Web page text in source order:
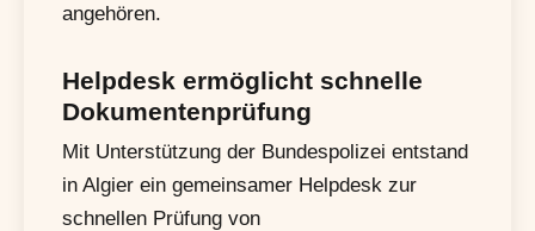
angehören.
Helpdesk ermöglicht schnelle
Dokumentenprüfung
Mit Unterstützung der Bundespolizei entstand
in Algier ein gemeinsamer Helpdesk zur
schnellen Prüfung von